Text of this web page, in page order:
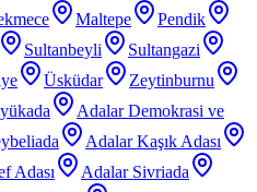
Maltepe
Pendik
Sultanbeyli
Sultangazi
Üsküdar
Zeytinburnu
Adalar Demokrasi ve
Adalar Kaşık Adası
Adası
Adalar Sivriada